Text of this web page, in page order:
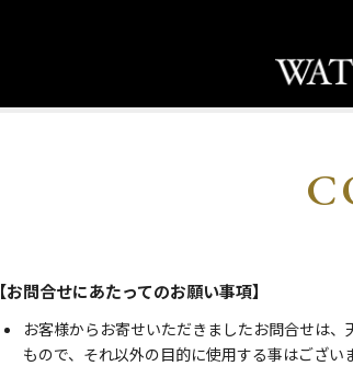
【お問合せにあたってのお願い事項】
お客様からお寄せいただきましたお問合せは
もので、それ以外の目的に使用する事はござい